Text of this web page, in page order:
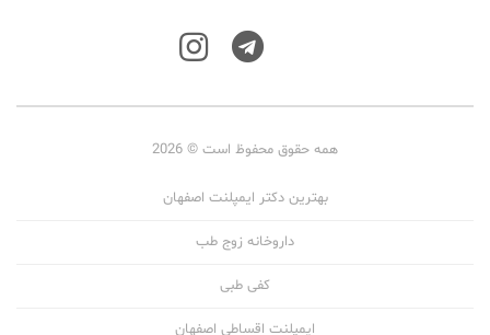
همه حقوق محفوظ است © 2026
بهترین دکتر ایمپلنت اصفهان
داروخانه زوج طب
کفی طبی
ایمپلنت اقساطی اصفهان